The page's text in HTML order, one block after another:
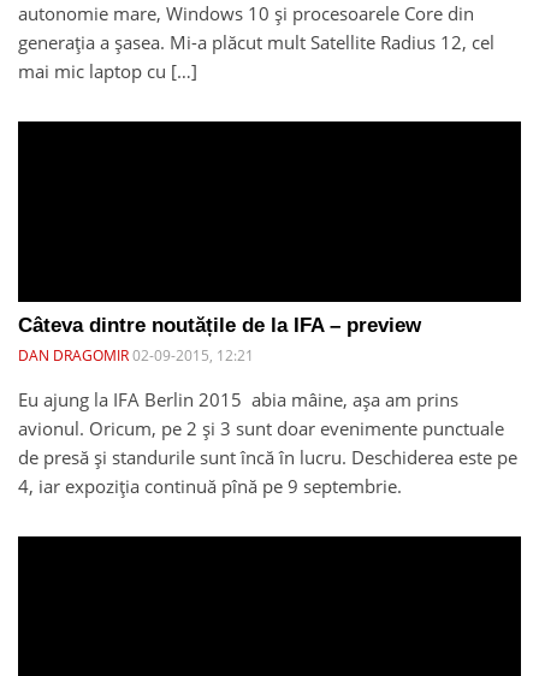
autonomie mare, Windows 10 și procesoarele Core din
generația a șasea. Mi-a plăcut mult Satellite Radius 12, cel
mai mic laptop cu […]
Câteva dintre noutățile de la IFA – preview
DAN DRAGOMIR02-09-2015, 12:21
Eu ajung la IFA Berlin 2015 abia mâine, așa am prins
avionul. Oricum, pe 2 și 3 sunt doar evenimente punctuale
de presă și standurile sunt încă în lucru. Deschiderea este pe
4, iar expoziția continuă pînă pe 9 septembrie.